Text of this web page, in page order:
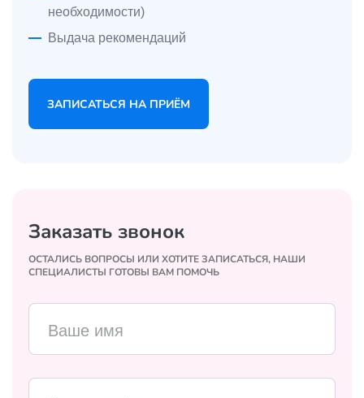
необходимости)
Выдача рекомендаций
ЗАПИСАТЬСЯ НА ПРИЁМ
Заказать звонок
ОСТАЛИСЬ ВОПРОСЫ ИЛИ ХОТИТЕ ЗАПИСАТЬСЯ, НАШИ
СПЕЦИАЛИСТЫ ГОТОВЫ ВАМ ПОМОЧЬ
Ваше имя